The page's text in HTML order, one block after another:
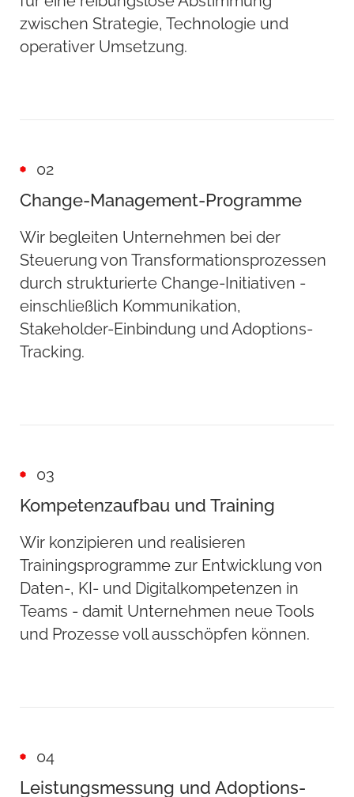
zwischen Strategie, Technologie und
operativer Umsetzung.
02
Change-Management-Programme
Wir begleiten Unternehmen bei der
Steuerung von Transformationsprozessen
durch strukturierte Change-Initiativen -
einschließlich Kommunikation,
Stakeholder-Einbindung und Adoptions-
Tracking.
03
Kompetenzaufbau und Training
Wir konzipieren und realisieren
Trainingsprogramme zur Entwicklung von
Daten-, KI- und Digitalkompetenzen in
Teams - damit Unternehmen neue Tools
und Prozesse voll ausschöpfen können.
04
Leistungsmessung und Adoptions-